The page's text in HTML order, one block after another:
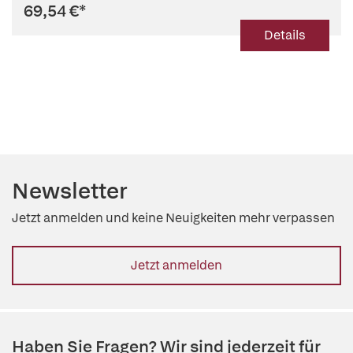
69,54 €*
Details
Newsletter
Jetzt anmelden und keine Neuigkeiten mehr verpassen
Jetzt anmelden
Haben Sie Fragen? Wir sind jederzeit für